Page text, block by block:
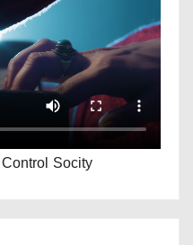
Socity